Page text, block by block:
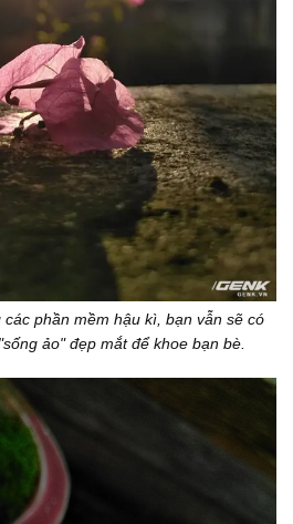
phần mềm hậu kì, bạn vẫn sẽ có
ảo" đẹp mắt để khoe bạn bè.